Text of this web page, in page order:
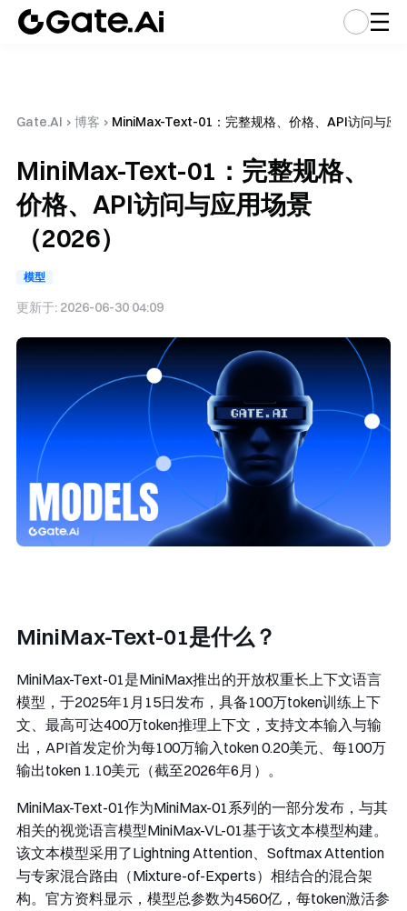
Gate.AI › 博客 › MiniMax-Text-01：完整规格、价格、API访问与应
MiniMax-Text-01：完整规格、
价格、API访问与应用场景
（2026）
模型
更新于: 2026-06-30 04:09
MiniMax-Text-01是什么？
MiniMax-Text-01是MiniMax推出的开放权重长上下文语言
模型，于2025年1月15日发布，具备100万token训练上下
文、最高可达400万token推理上下文，支持文本输入与输
出，API首发定价为每100万输入token 0.20美元、每100万
输出token 1.10美元（截至2026年6月）。
MiniMax-Text-01作为MiniMax-01系列的一部分发布，与其
相关的视觉语言模型MiniMax-VL-01基于该文本模型构建。
该文本模型采用了Lightning Attention、Softmax Attention
与专家混合路由（Mixture-of-Experts）相结合的混合架
构。官方资料显示，模型总参数为4560亿，每token激活参